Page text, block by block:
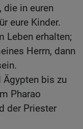
die in euren
eure Kinder.
Leben erhalten;
Herrn, dann
bis zu
Pharao
der Priester